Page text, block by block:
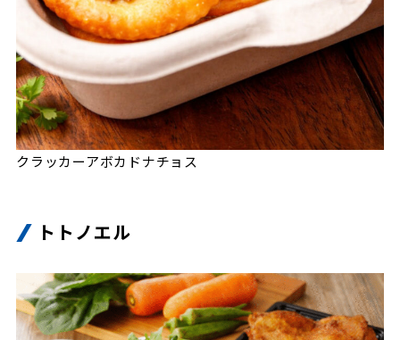
クラッカーアボカドナチョス
トトノエル